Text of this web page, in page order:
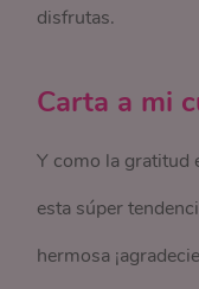
disfrutas.
Carta a mi
Y como la gratitud
esta súper
hermosa